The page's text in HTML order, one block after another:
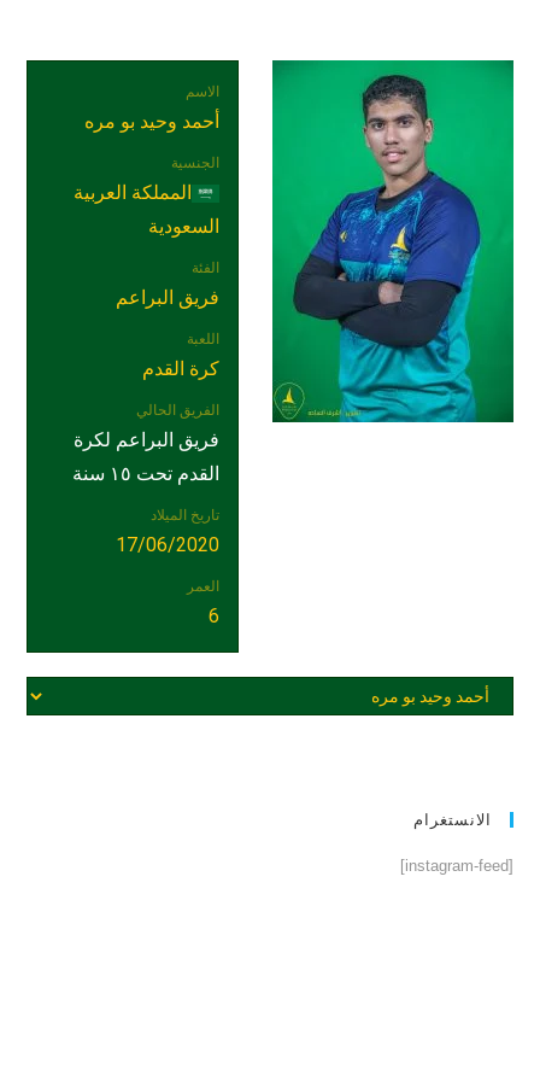
الاسم
أحمد وحيد بو مره
الجنسية
المملكة العربية
السعودية
الفئة
فريق البراعم
اللعبة
كرة القدم
الفريق الحالي
فريق البراعم لكرة
القدم تحت ١٥ سنة
تاريخ الميلاد
17/06/2020
العمر
6
الانستغرام
[instagram-feed]